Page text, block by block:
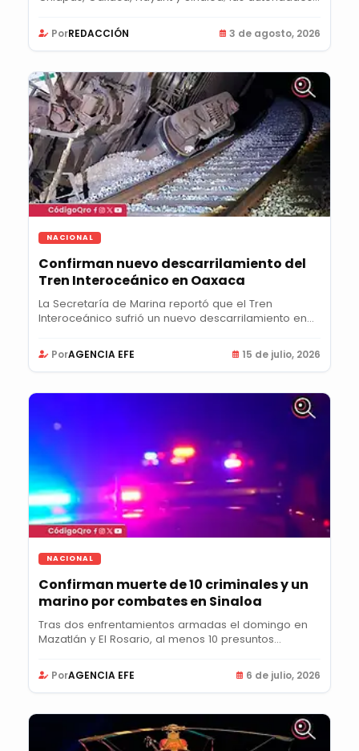
PorREDACCIÓN 3 de agosto, 2026
NACIONAL
Confirman nuevo descarrilamiento del
Tren Interoceánico en Oaxaca
La Secretaría de Marina reportó que el Tren
Interoceánico sufrió un nuevo descarrilamiento en
PorAGENCIA EFE 15 de julio, 2026
NACIONAL
Confirman muerte de 10 criminales y un
marino por combates en Sinaloa
Tras dos enfrentamientos armadas el domingo en
Mazatlán y El Rosario, al menos 10 presuntos...
PorAGENCIA EFE 6 de julio, 2026